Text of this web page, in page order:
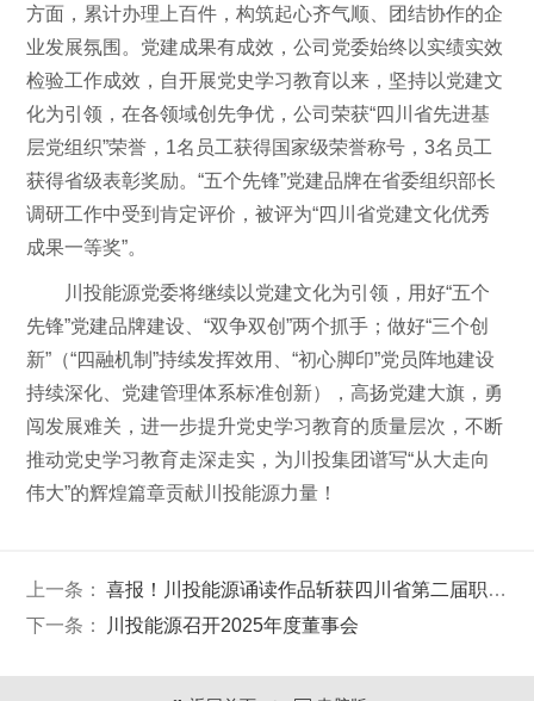
方面，累计办理上百件，构筑起心齐气顺、团结协作的企
业发展氛围。党建成果有成效，公司党委始终以实绩实效
检验工作成效，自开展党史学习教育以来，坚持以党建文
化为引领，在各领域创先争优，公司荣获“四川省先进基
层党组织”荣誉，1名员工获得国家级荣誉称号，3名员工
获得省级表彰奖励。“五个先锋”党建品牌在省委组织部长
调研工作中受到肯定评价，被评为“四川省党建文化优秀
成果一等奖”。
川投能源党委将继续以党建文化为引领，用好“五个
先锋”党建品牌建设、“双争双创”两个抓手；做好“三个创
新”（“四融机制”持续发挥效用、“初心脚印”党员阵地建设
持续深化、党建管理体系标准创新），高扬党建大旗，勇
闯发展难关，进一步提升党史学习教育的质量层次，不断
推动党史学习教育走深走实，为川投集团谱写“从大走向
伟大”的辉煌篇章贡献川投能源力量！
上一条：
喜报！川投能源诵读作品斩获四川省第二届职工诵读比赛金奖
下一条：
川投能源召开2025年度董事会